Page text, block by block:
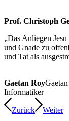
Prof. Christoph
„Das Anliegen
und Gnade zu
und Tat als
Gaetan Roy
Informatiker
Zurück Weiter